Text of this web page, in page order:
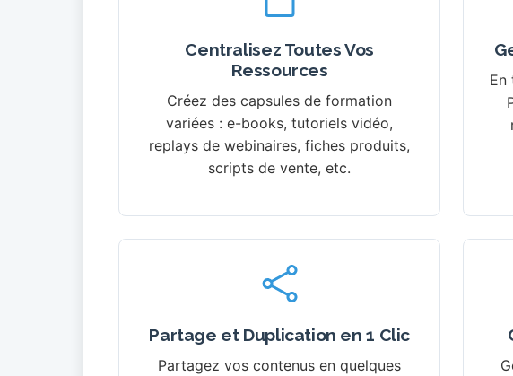
Centralisez Toutes Vos
Ressources
Créez des capsules de formation
variées : e-books, tutoriels vidéo,
replays de webinaires, fiches produits,
scripts de vente, etc.
En
Partage et Duplication en 1 Clic
Partagez vos contenus en quelques